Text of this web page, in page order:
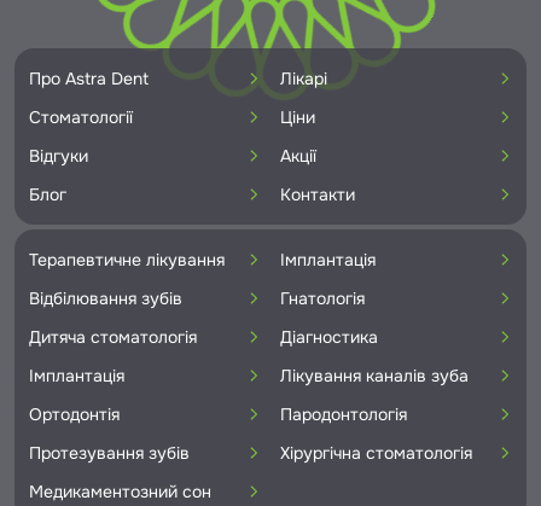
Про Astra Dent
Лікарі
Стоматології
Ціни
Відгуки
Акції
Блог
Контакти
Терапевтичне лікування
Імплантація
Відбілювання зубів
Гнатологія
Дитяча стоматологія
Діагностика
Імплантація
Лікування каналів зуба
Ортодонтія
Пародонтологія
Протезування зубів
Хірургічна стоматологія
Медикаментозний сон